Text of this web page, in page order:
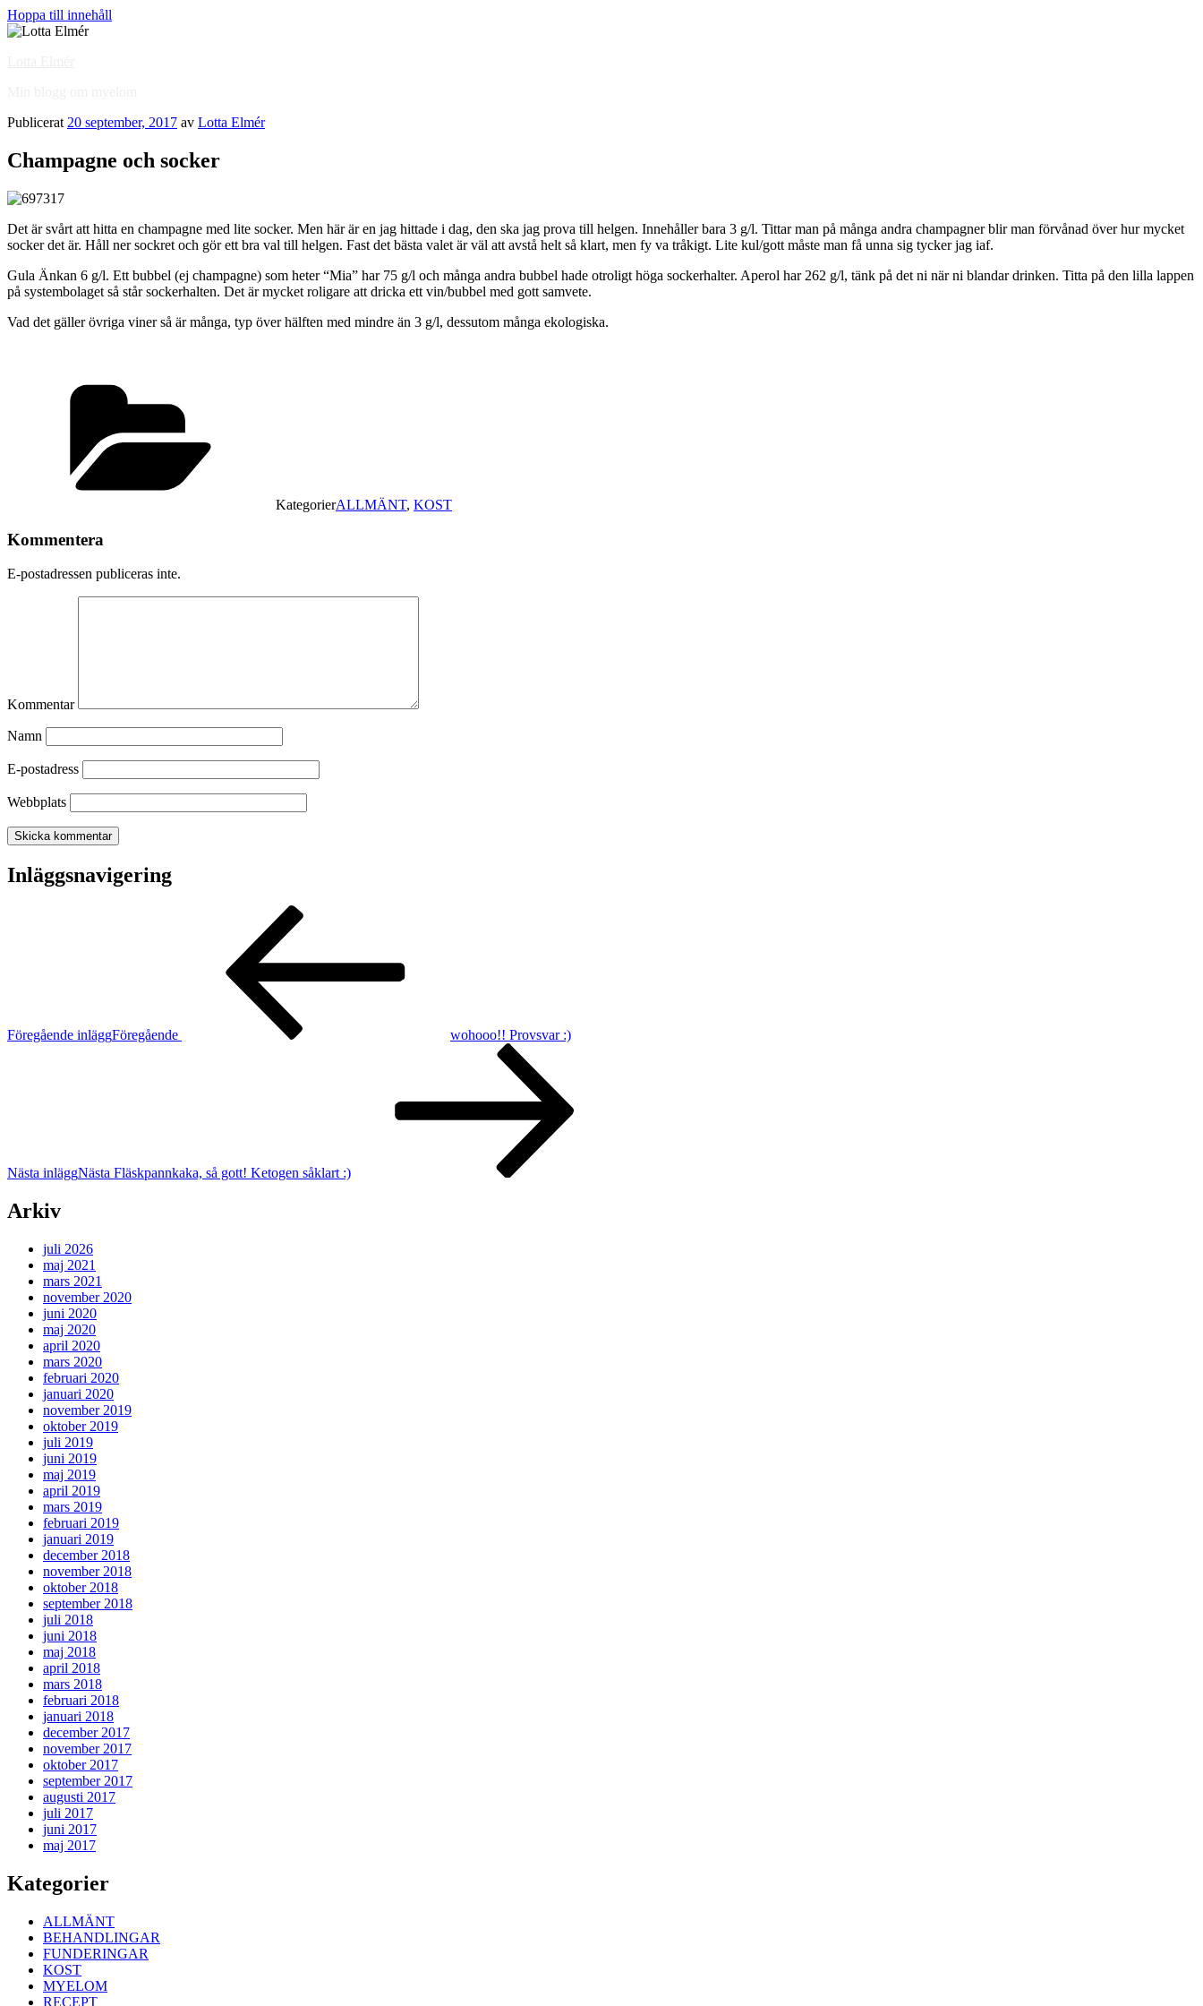
Hoppa till innehåll
Publicerat 20 september, 2017 av Lotta Elmér
Champagne och socker
Det är svårt att hitta en champagne med lite socker. Men här är en jag hittade i dag, den ska jag prova till helgen. Innehåller bara 3 g/l. Tittar man på många andra champagner blir man förvånad över hur mycket
socker det är. Håll ner sockret och gör ett bra val till helgen. Fast det bästa valet är väl att avstå helt så klart, men fy va tråkigt. Lite kul/gott måste man få unna sig tycker jag iaf.
Gula Änkan 6 g/l. Ett bubbel (ej champagne) som heter “Mia” har 75 g/l och många andra bubbel hade otroligt höga sockerhalter. Aperol har 262 g/l, tänk på det ni när ni blandar drinken. Titta på den lilla lappen
på systembolaget så står sockerhalten. Det är mycket roligare att dricka ett vin/bubbel med gott samvete.
Vad det gäller övriga viner så är många, typ över hälften med mindre än 3 g/l, dessutom många ekologiska.
KategorierALLMÄNT, KOST
Kommentera
E-postadressen publiceras inte.
Kommentar
Namn
E-postadress
Webbplats
Inläggsnavigering
Föregående inläggFöregående wohooo!! Provsvar :)
Nästa inläggNästa Fläskpannkaka, så gott! Ketogen såklart :)
Arkiv
juli 2026
maj 2021
mars 2021
november 2020
juni 2020
maj 2020
april 2020
mars 2020
februari 2020
januari 2020
november 2019
oktober 2019
juli 2019
juni 2019
maj 2019
april 2019
mars 2019
februari 2019
januari 2019
december 2018
november 2018
oktober 2018
september 2018
juli 2018
juni 2018
maj 2018
april 2018
mars 2018
februari 2018
januari 2018
december 2017
november 2017
oktober 2017
september 2017
augusti 2017
juli 2017
juni 2017
maj 2017
Kategorier
ALLMÄNT
BEHANDLINGAR
FUNDERINGAR
KOST
MYELOM
RECEPT